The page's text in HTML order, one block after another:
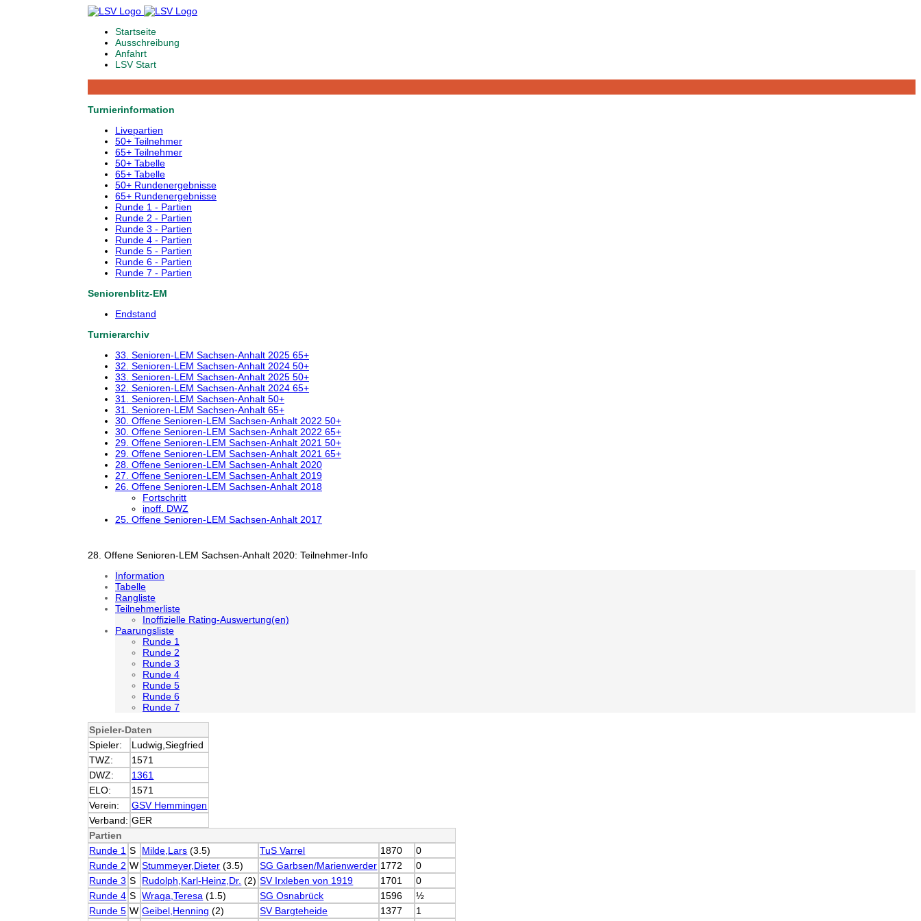
Startseite
Ausschreibung
Anfahrt
LSV Start
Turnierinformation
Livepartien
50+ Teilnehmer
65+ Teilnehmer
50+ Tabelle
65+ Tabelle
50+ Rundenergebnisse
65+ Rundenergebnisse
Runde 1 - Partien
Runde 2 - Partien
Runde 3 - Partien
Runde 4 - Partien
Runde 5 - Partien
Runde 6 - Partien
Runde 7 - Partien
Seniorenblitz-EM
Endstand
Turnierarchiv
33. Senioren-LEM Sachsen-Anhalt 2025 65+
32. Senioren-LEM Sachsen-Anhalt 2024 50+
33. Senioren-LEM Sachsen-Anhalt 2025 50+
32. Senioren-LEM Sachsen-Anhalt 2024 65+
31. Senioren-LEM Sachsen-Anhalt 50+
31. Senioren-LEM Sachsen-Anhalt 65+
30. Offene Senioren-LEM Sachsen-Anhalt 2022 50+
30. Offene Senioren-LEM Sachsen-Anhalt 2022 65+
29. Offene Senioren-LEM Sachsen-Anhalt 2021 50+
29. Offene Senioren-LEM Sachsen-Anhalt 2021 65+
28. Offene Senioren-LEM Sachsen-Anhalt 2020
27. Offene Senioren-LEM Sachsen-Anhalt 2019
26. Offene Senioren-LEM Sachsen-Anhalt 2018
Fortschritt
inoff. DWZ
25. Offene Senioren-LEM Sachsen-Anhalt 2017
28. Offene Senioren-LEM Sachsen-Anhalt 2020: Teilnehmer-Info
Information
Tabelle
Rangliste
Teilnehmerliste
Inoffizielle Rating-Auswertung(en)
Paarungsliste
Runde 1
Runde 2
Runde 3
Runde 4
Runde 5
Runde 6
Runde 7
Spieler-Daten
Spieler:
Ludwig,Siegfried
TWZ:
1571
DWZ:
1361
ELO:
1571
Verein:
GSV Hemmingen
Verband: GER
Partien
Runde 1 S Milde,Lars (3.5) TuS Varrel 1870
0
Runde 2 W Stummeyer,Dieter (3.5) SG Garbsen/Marienwerder 1772
0
Runde 3 S Rudolph,Karl-Heinz,Dr. (2) SV Irxleben von 1919 1701
0
Runde 4 S Wraga,Teresa (1.5) SG Osnabrück 1596
½
Runde 5 W Geibel,Henning (2) SV Bargteheide 1377
1